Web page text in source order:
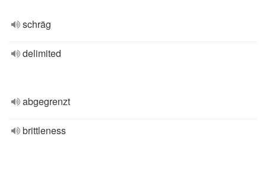
schräg
delimited
abgegrenzt
brittleness